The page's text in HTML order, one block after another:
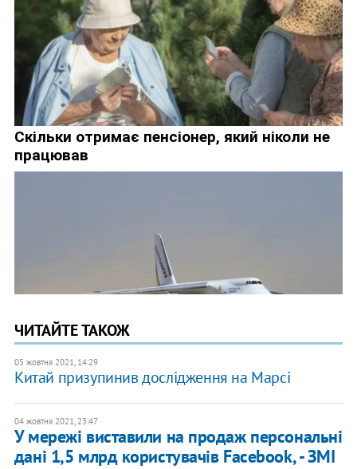
ЧИТАЙТЕ ТАКОЖ
05 жовтня 2021, 14:29
Китай призупинив дослідження на Марсі
04 жовтня 2021, 23:47
У мережі виставили на продаж персональні
дані 1,5 млрд користувачів Facebook, - ЗМІ